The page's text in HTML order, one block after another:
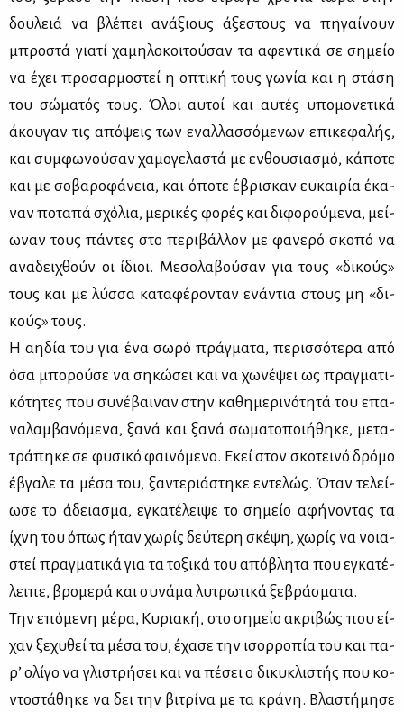
δου­λειά να βλέ­πει ανά­ξιους άξε­στους να πη­γαί­νουν
μπρο­στά για­τί χα­μη­λο­κοι­τού­σαν τα αφε­ντι­κά σε ση­μείο
να έχει προ­σαρ­μο­στεί η οπτι­κή τους γω­νία και η στά­ση
του σώ­μα­τός τους. Όλοι αυ­τοί και αυ­τές υπο­μο­νε­τι­κά
άκου­γαν τις από­ψεις των εναλ­λασ­σό­με­νων επι­κε­φα­λής,
και συμ­φω­νού­σαν χα­μο­γε­λα­στά με εν­θου­σια­σμό, κά­πο­τε
και με σο­βα­ρο­φά­νεια, και όπο­τε έβρι­σκαν ευ­και­ρία έκα­
ναν πο­τα­πά σχό­λια, με­ρι­κές φο­ρές και δι­φο­ρού­με­να, μεί­
ω­ναν τους πά­ντες στο πε­ρι­βάλ­λον με φα­νε­ρό σκο­πό να
ανα­δει­χθούν οι ίδιοι. Με­σο­λα­βού­σαν για τους «δι­κούς»
τους και με λύσ­σα κα­τα­φέ­ρο­νταν ενά­ντια στους μη «δι­
κούς» τους.
Η αη­δία του για ένα σω­ρό πράγ­μα­τα, πε­ρισ­σό­τε­ρα από
όσα μπο­ρού­σε να ση­κώ­σει και να χω­νέ­ψει ως πραγ­μα­τι­
κό­τη­τες που συ­νέ­βαι­ναν στην κα­θη­με­ρι­νό­τη­τά του επα­
να­λαμ­βα­νό­με­να, ξα­νά και ξα­νά σω­μα­το­ποι­ή­θη­κε, με­τα­
τρά­πη­κε σε φυ­σι­κό φαι­νό­με­νο. Εκεί στον σκο­τει­νό δρό­μο
έβγα­λε τα μέ­σα του, ξα­ντε­ριά­στη­κε εντε­λώς. Όταν τε­λεί­
ω­σε το άδεια­σμα, εγκα­τέ­λει­ψε το ση­μείο αφή­νο­ντας τα
ίχνη του όπως ήταν χω­ρίς δεύ­τε­ρη σκέ­ψη, χω­ρίς να νοια­
στεί πραγ­μα­τι­κά για τα το­ξι­κά του από­βλη­τα που εγκα­τέ­
λει­πε, βρο­με­ρά και συ­νά­μα λυ­τρω­τι­κά ξε­βρά­σμα­τα.
Την επό­με­νη μέ­ρα, Κυ­ρια­κή, στο ση­μείο ακρι­βώς που εί­
χαν ξε­χυ­θεί τα μέ­σα του, έχα­σε την ισορ­ρο­πία του και πα­
ρ’ ολί­γο να γλι­στρή­σει και να πέ­σει ο δι­κυ­κλι­στής που κο­
ντο­στά­θη­κε να δει την βι­τρί­να με τα κρά­νη. Βλα­στή­μη­σε